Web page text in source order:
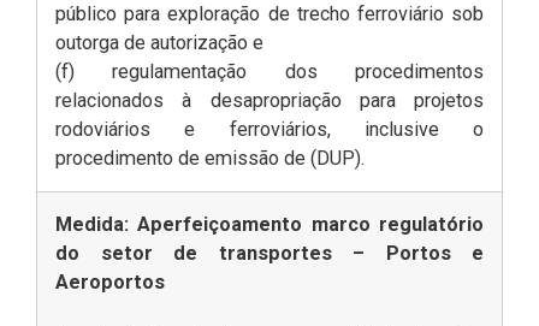
público para exploração de trecho ferroviário sob
outorga de autorização e
(f) regulamentação dos procedimentos
relacionados à desapropriação para projetos
rodoviários e ferroviários, inclusive o
procedimento de emissão de (DUP).
Medida: Aperfeiçoamento marco regulatório
do setor de transportes – Portos e
Aeroportos